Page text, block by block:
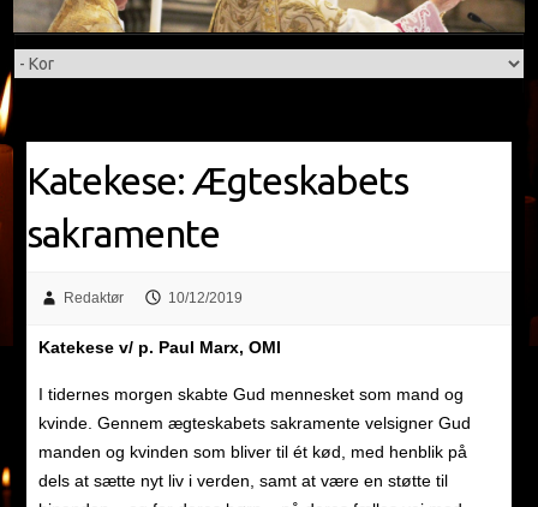
Katekese: Ægteskabets
sakramente
Redaktør 10/12/2019
Katekese v/ p. Paul Marx, OMI
I tidernes morgen skabte Gud mennesket som mand og
kvinde. Gennem ægteskabets sakramente velsigner Gud
manden og kvinden som bliver til ét kød, med henblik på
dels at sætte nyt liv i verden, samt at være en støtte til